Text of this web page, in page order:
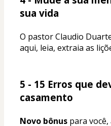
sua vida
O pastor Claudio
aqui, leia, extraia as
5 - 15 Erros que
casamento
Novo bônus para